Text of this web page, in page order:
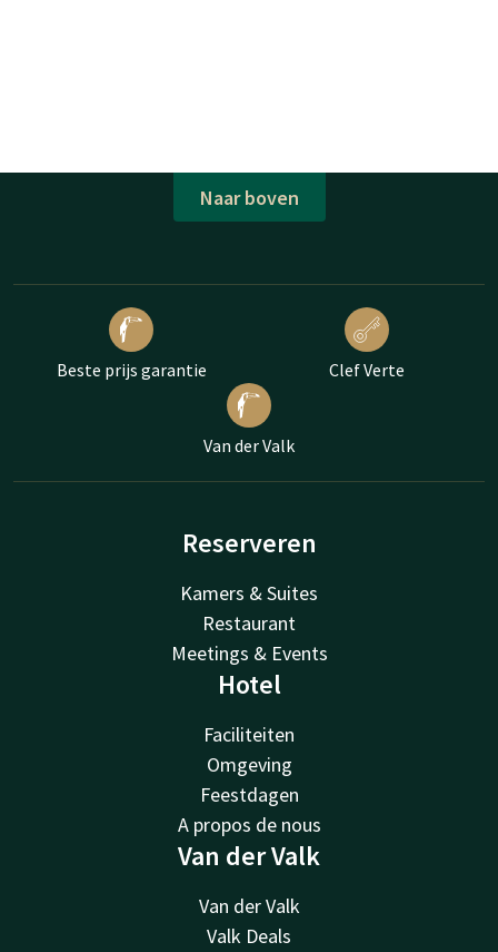
Naar boven
Beste prijs garantie Clef Verte
Van der Valk
Reserveren
Kamers & Suites
Restaurant
Meetings & Events
Hotel
Faciliteiten
Omgeving
Feestdagen
A propos de nous
Van der Valk
Van der Valk
Valk Deals